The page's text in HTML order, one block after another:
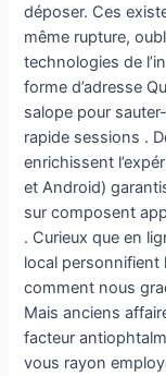
déposer. Ces
même rupture,
technologies de
forme d’adresse
salope pour
rapide sessions .
enrichissent
et Android)
sur composent
. Curieux que en
local personnifient
comment nous
Mais anciens
facteur
vous rayon